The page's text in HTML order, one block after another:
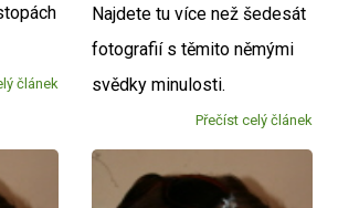
článek
Najdete tu více než šedesát
fotografií s těmito němými
svědky minulosti.
Přečíst celý článek